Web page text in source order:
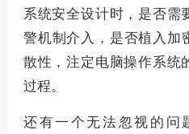
系统安全设计时，是否需
警机制介入，是否植入
散性，注定电脑操作系统
过程。
还有一个无法忽视的问